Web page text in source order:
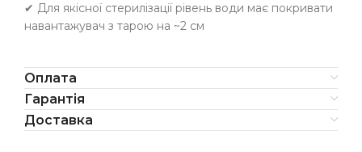
✔ Для якісної стерилізації рівень води має покривати
навантажувач з тарою на ~2 см
Оплата
Гарантія
Доставка